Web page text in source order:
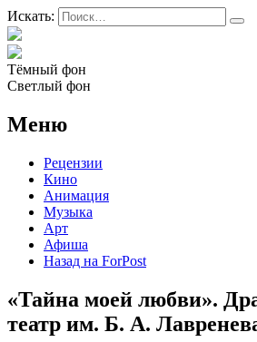
Искать:
Тёмный фон
Светлый фон
Меню
Рецензии
Кино
Анимация
Музыка
Арт
Афиша
Назад на ForPost
«Тайна моей любви».
театр им. Б. А.